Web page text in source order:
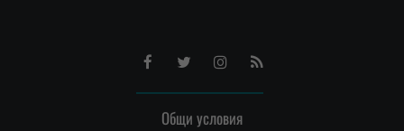
FacebookTwitterInstagram
RSS
Общи условия